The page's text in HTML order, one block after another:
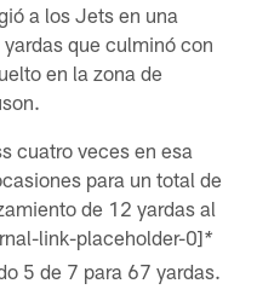
a los Jets en una
que culminó con
en la zona de
cuatro veces en esa
para un total de
de 12 yardas al
*
5 de 7 para 67 yardas.